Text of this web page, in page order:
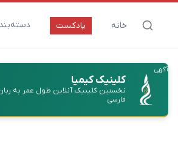
خانه پادکست
ارتقای
بیماری‌ها و
تغذیه و
آگهی
کلینیک کیمیا
نخستین کلینیک آنلاین طول عمر به
فارسی